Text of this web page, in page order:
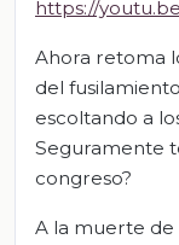
https://
Ahora retoma
del
escoltando a
Seguramente
congreso?
A la muerte de